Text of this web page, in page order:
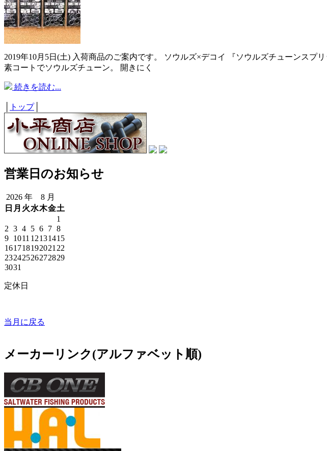
2019年10月5日(土) 入荷商品のご案内です。 ソウルズ×デコイ 『ソウルズチューンス
素コートでソウルズチューン。 開きにく
続きを読む...
トップ│
営業日のお知らせ
2026 年 8 月
日 月 火水木金土
1
2 3 4 5 6 7 8
9 1011 12131415
161718192021 22
23242526272829
3031
定休日
当月に戻る
メーカーリンク(アルファベット順)